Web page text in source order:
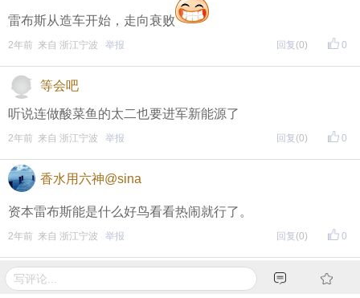
雷布斯从造车开始，走向衰败
0
2年前 来自 浙江宁波 举报 回复 (0)
等会吧
听说连做酸菜鱼的太二也要进军新能源了
0
2年前 来自 浙江宁波 举报 回复 (0)
香水用六神@sina
资本雷布斯能是什么好鸟看看热闹就行了。
0
2年前 来自 浙江宁波 举报 回复 (0)